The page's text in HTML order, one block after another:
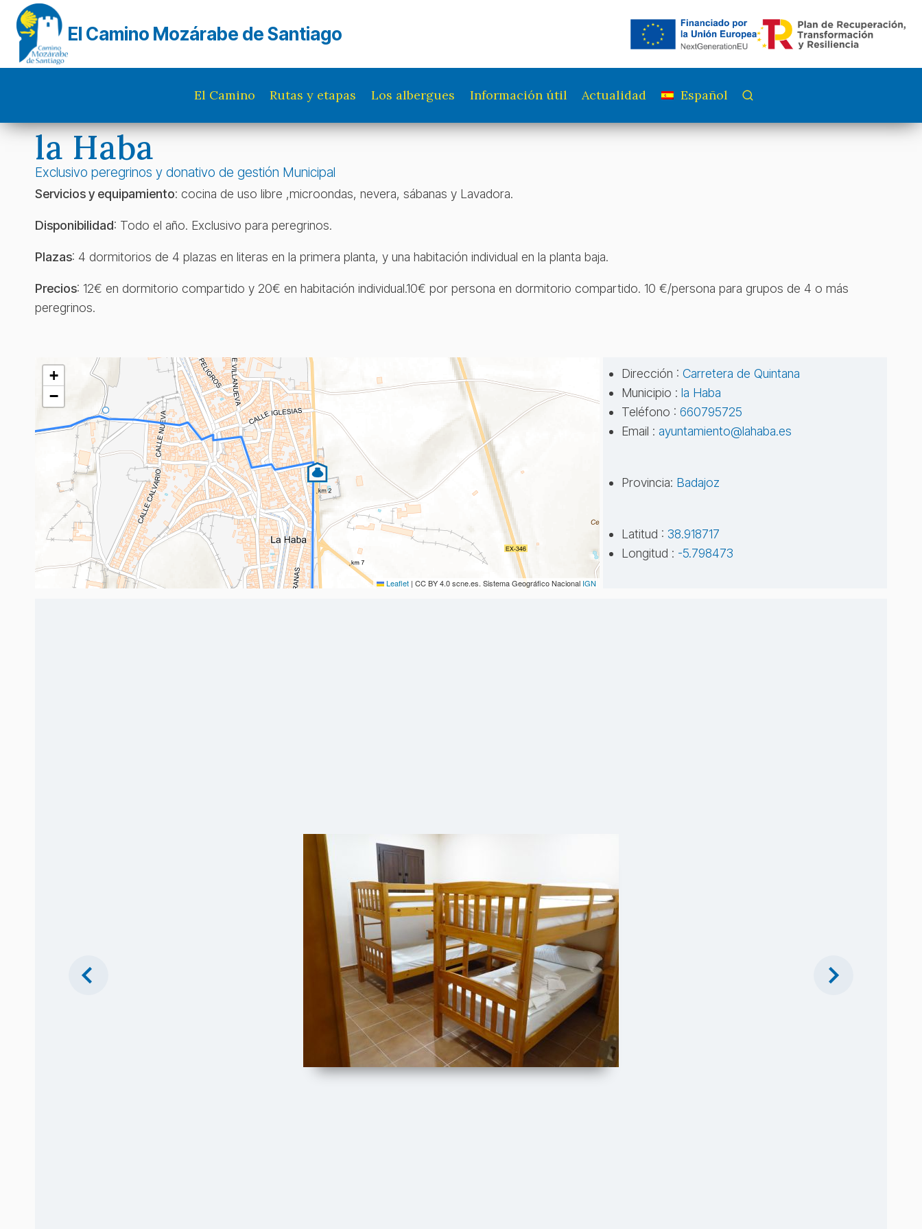
Saltar
contenido
El Camino Mozárabe de Santiago
El Camino Rutas y etapas Los albergues Información útil Actualidad Español
la Haba
Servicios y equipamiento: cocina de uso libre ,microondas, nevera, sábanas y Lavadora.
Disponibilidad: Todo el año. Exclusivo para peregrinos.
Plazas: 4 dormitorios de 4 plazas en literas en la primera planta, y una habitación individual en la planta baja.
Precios: 12€ en dormitorio compartido y 20€ en habitación individual.10€ por persona en dormitorio compartido. 10 €/persona para grupos de 4 o más
peregrinos.
Exclusivo peregrinos y donativo de gestión Municipal
Dirección : Carretera de Quintana
Municipio : la Haba
Teléfono : 660795725
Email : ayuntamiento@lahaba.es
Provincia: Badajoz
Latitud : 38.918717
Longitud : -5.798473
+
−
Leaflet | CC BY 4.0 scne.es. Sistema Geográfico Nacional IGN